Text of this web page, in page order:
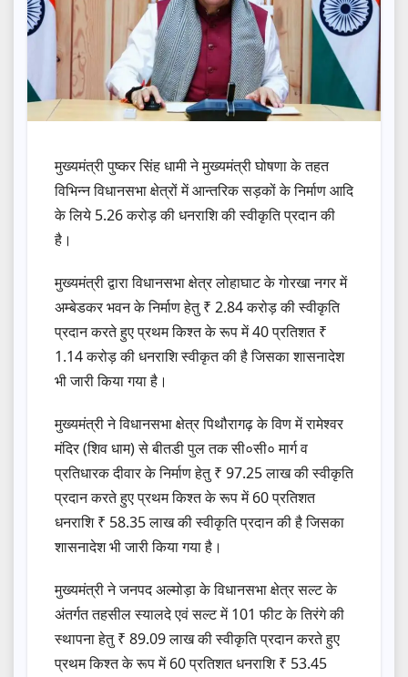
मुख्यमंत्री पुष्कर सिंह धामी ने मुख्यमंत्री घोषणा के तहत
विभिन्न विधानसभा क्षेत्रों में आन्तरिक सड़कों के निर्माण आदि
के लिये 5.26 करोड़ की धनराशि की स्वीकृति प्रदान की
है।
मुख्यमंत्री द्वारा विधानसभा क्षेत्र लोहाघाट के गोरखा नगर में
अम्बेडकर भवन के निर्माण हेतु ₹ 2.84 करोड़ की स्वीकृति
प्रदान करते हुए प्रथम किश्त के रूप में 40 प्रतिशत ₹
1.14 करोड़ की धनराशि स्वीकृत की है जिसका शासनादेश
भी जारी किया गया है।
मुख्यमंत्री ने विधानसभा क्षेत्र पिथौरागढ़ के विण में रामेश्वर
मंदिर (शिव धाम) से बीतडी पुल तक सी०सी० मार्ग व
प्रतिधारक दीवार के निर्माण हेतु ₹ 97.25 लाख की स्वीकृति
प्रदान करते हुए प्रथम किश्त के रूप में 60 प्रतिशत
धनराशि ₹ 58.35 लाख की स्वीकृति प्रदान की है जिसका
शासनादेश भी जारी किया गया है।
मुख्यमंत्री ने जनपद अल्मोड़ा के विधानसभा क्षेत्र सल्ट के
अंतर्गत तहसील स्यालदे एवं सल्ट में 101 फीट के तिरंगे की
स्थापना हेतु ₹ 89.09 लाख की स्वीकृति प्रदान करते हुए
प्रथम किश्त के रूप में 60 प्रतिशत धनराशि ₹ 53.45